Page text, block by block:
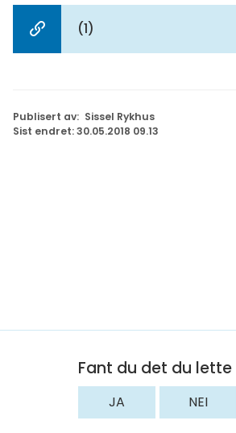
Relatert
innhold
(1)
Publisert av
Sissel Rykhus
Sist endret 30.05.2018 09.13
Fant du det du
JA NEI